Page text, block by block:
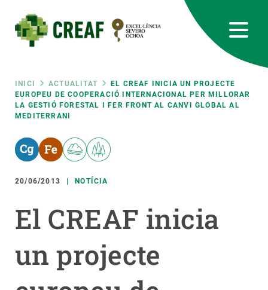
contingut
Fil
d'ariadna
INICI ACTUALITAT
EL CREAF INICIA UN PROJECTE
EUROPEU DE COOPERACIÓ INTERNACIONAL PER MILLORAR
LA GESTIÓ FORESTAL I FER FRONT AL CANVI GLOBAL AL
MEDITERRANI
20/06/2013 NOTÍCIA
El CREAF inicia
un projecte
RRSS
Featured
responsive
INTRANET
Responsive
menu
SOBRE NOSALTRES
RECERCA
UNEIX-TE A NOSALTRES